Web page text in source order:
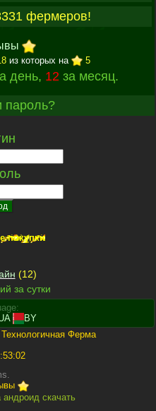
фермеров!
из которых на 5
день, 12за месяц.
пароль?
покупки
(12)
за сутки
BY
Технологичная Ферма
скачать